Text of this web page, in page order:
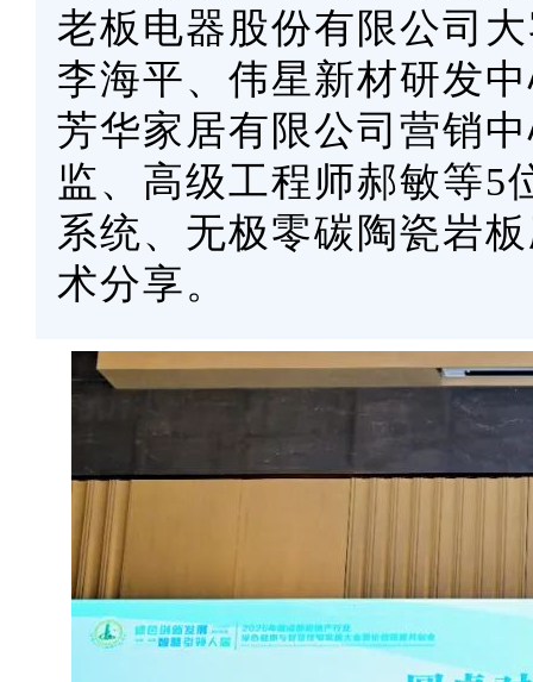
老板电器股份有限公司
李海平、伟星新材研发
芳华家居有限公司营销
监、高级工程师郝敏等5
系统、无极零碳陶瓷岩
术分享。